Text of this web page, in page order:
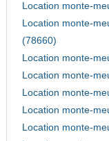
Location monte-
Location monte-
(78660)
Location monte-
Location monte-
Location monte-
Location monte-
Location monte-